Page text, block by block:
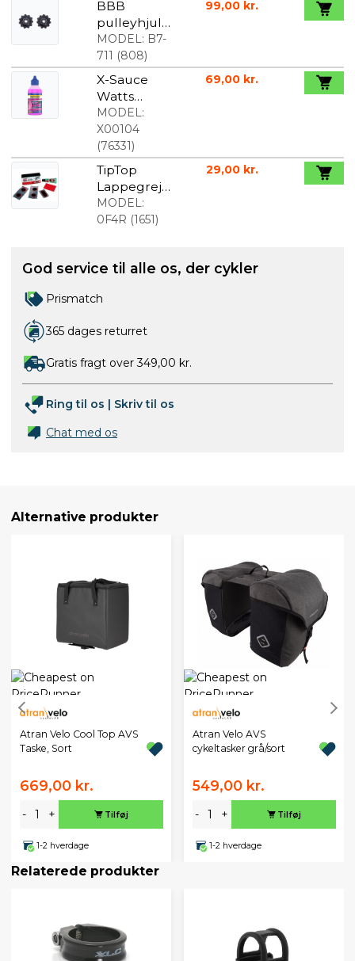
BBB
pulleyhjul
11 tands
med
lukkede
lejer
MODEL: B7-
711 (808)
99,00 kr.
X-Sauce
Watts
Kædeolie
125ml
MODEL:
X00104
(76331)
69,00 kr.
TipTop
Lappegrej
til racer
MODEL:
0F4R (1651)
29,00 kr.
God service til alle os, der cykler
Prismatch
365 dages returret
Gratis fragt over 349,00 kr.
Ring til os | Skriv til os
Chat med os
Alternative produkter
Atran Velo Cool Top AVS
Taske, Sort
669,00 kr.
- + Tilføj
1-2 hverdage
Atran Velo AVS
cykeltasker grå/sort
549,00 kr.
- + Tilføj
1-2 hverdage
Relaterede produkter